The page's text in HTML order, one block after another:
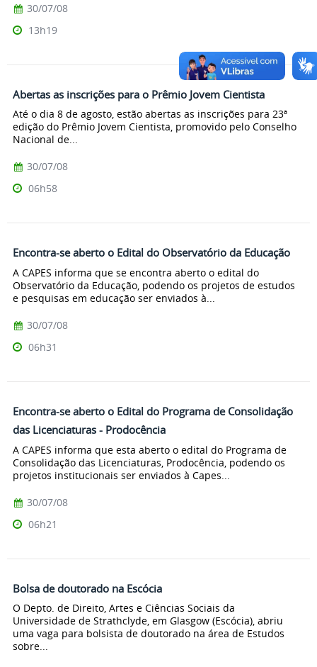
30/07/08
13h19
Abertas as inscrições para o Prêmio Jovem Cientista
Até o dia 8 de agosto, estão abertas as inscrições para 23ª
edição do Prêmio Jovem Cientista, promovido pelo Conselho
Nacional de...
30/07/08
06h58
Encontra-se aberto o Edital do Observatório da Educação
A CAPES informa que se encontra aberto o edital do
Observatório da Educação, podendo os projetos de estudos
e pesquisas em educação ser enviados à...
30/07/08
06h31
Encontra-se aberto o Edital do Programa de Consolidação
das Licenciaturas - Prodocência
A CAPES informa que esta aberto o edital do Programa de
Consolidação das Licenciaturas, Prodocência, podendo os
projetos institucionais ser enviados à Capes...
30/07/08
06h21
Bolsa de doutorado na Escócia
O Depto. de Direito, Artes e Ciências Sociais da
Universidade de Strathclyde, em Glasgow (Escócia), abriu
uma vaga para bolsista de doutorado na área de Estudos
sobre...